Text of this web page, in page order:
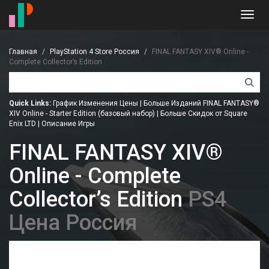
Главная PlayStation 4 Store Россия
FINAL FANTASY XIV® Online -
Complete Collector’s Edition
Quick Links: График Изменения Цены
Больше Изданий FINAL FANTASY®
XIV Online - Starter Edition (базовый набор)
Больше Скидок от Square
Enix LTD
Описание Игры
FINAL FANTASY XIV®
Online - Complete
Collector’s EditionPS4
Цена Россия